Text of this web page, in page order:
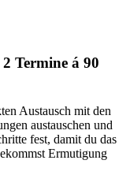
Termine á 90
Austausch mit den
austauschen und
fest, damit du das
Ermutigung